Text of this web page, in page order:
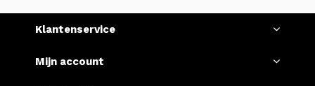
Klantenservice
Mijn account